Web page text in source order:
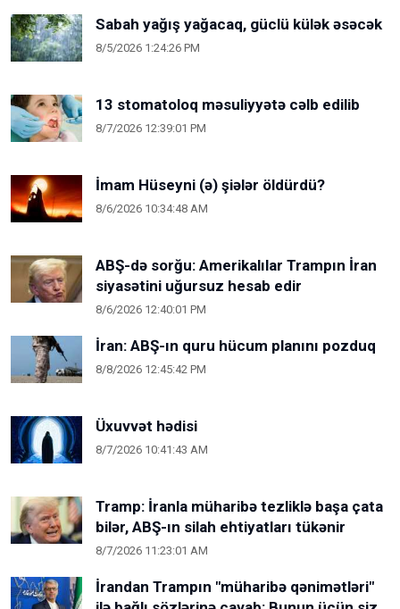
Sabah yağış yağacaq, güclü külək əsəcək
8/5/2026 1:24:26 PM
13 stomatoloq məsuliyyətə cəlb edilib
8/7/2026 12:39:01 PM
İmam Hüseyni (ə) şiələr öldürdü?
8/6/2026 10:34:48 AM
ABŞ-də sorğu: Amerikalılar Trampın İran
siyasətini uğursuz hesab edir
8/6/2026 12:40:01 PM
İran: ABŞ-ın quru hücum planını pozduq
8/8/2026 12:45:42 PM
Üxuvvət hədisi
8/7/2026 10:41:43 AM
Tramp: İranla müharibə tezliklə başa çata
bilər, ABŞ-ın silah ehtiyatları tükənir
8/7/2026 11:23:01 AM
İrandan Trampın "müharibə qənimətləri"